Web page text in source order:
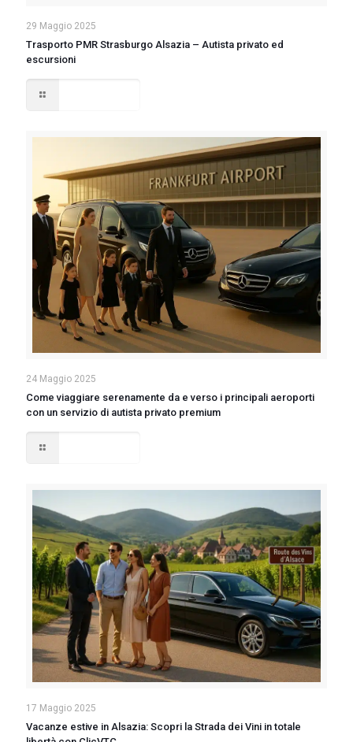
29 Maggio 2025
Trasporto PMR Strasburgo Alsazia – Autista privato ed
escursioni
24 Maggio 2025
Come viaggiare serenamente da e verso i principali aeroporti
con un servizio di autista privato premium
17 Maggio 2025
Vacanze estive in Alsazia: Scopri la Strada dei Vini in totale